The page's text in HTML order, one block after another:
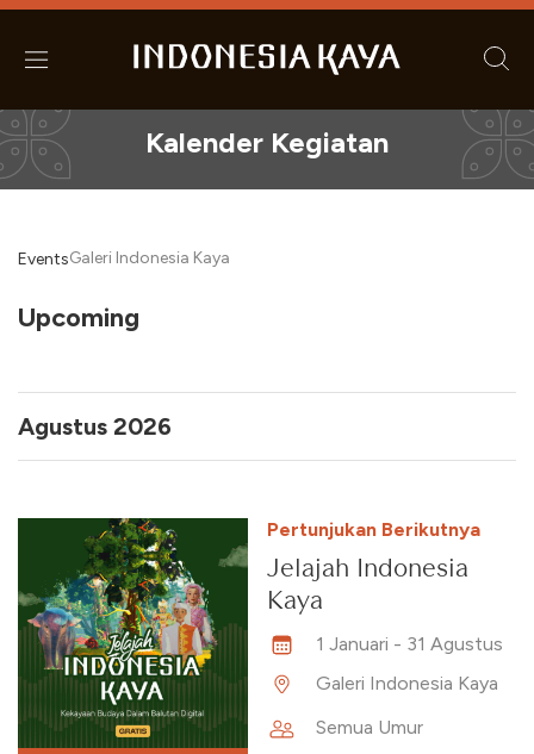
Kalender Kegiatan
EventsGaleri Indonesia Kaya
and
Upcoming
Agustus 2026
Pertunjukan Berikutnya
Jelajah Indonesia
Kaya
1 Januari - 31 Agustus
Galeri Indonesia Kaya
Semua Umur